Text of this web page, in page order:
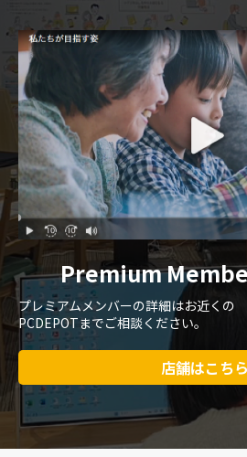
Premium
プレミアムメンバーの詳細はお近くの
PCDEPOTまでご相談ください。
店舗はこちら